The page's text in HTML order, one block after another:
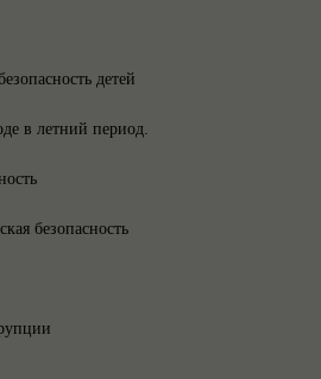
детей
в летний период.
безопасность